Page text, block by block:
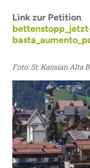
Link zur Petition:
Foto: St. Kassian Alta